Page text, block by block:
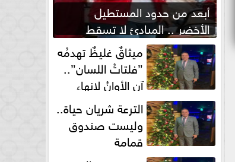
أبعد من حدود المستطيل
الأخضر .. المبادئ لا تسقط
بصفارة الحكم ميثاقٌ غليظٌ تهدمُه
”فلتاتُ اللسان”..
آن الأوانُ لإنهاءِ
فوضى الطلاق الشفهي!الترعة شريان حياة..
وليست صندوق
قمامة